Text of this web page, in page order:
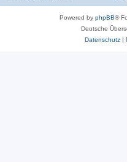
Powered by phpBB®
Deutsche
Datenschutz|